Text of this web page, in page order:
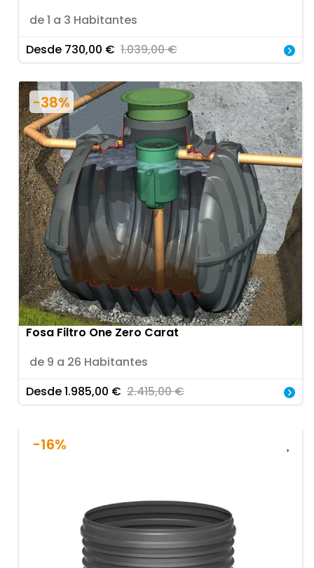
de 1 a 3 Habitantes
Desde 730,00 € 1.039,00€
-38%
Fosa Filtro One Zero Carat
de 9 a 26 Habitantes
Desde1.985,00 € 2.415,00€
-16%